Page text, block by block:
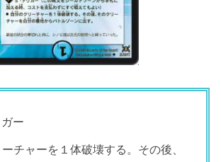
ー
チャーを１体破壊する。その後、